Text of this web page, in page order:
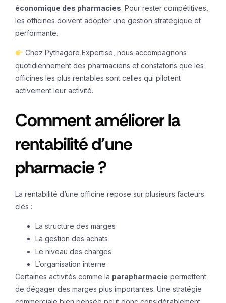
économique des pharmacies. Pour rester compétitives,
les officines doivent adopter une gestion stratégique et
performante.
Chez Pythagore Expertise , nous accompagnons
quotidiennement des pharmaciens et constatons que les
officines les plus rentables sont celles qui pilotent
activement leur activité.
Comment améliorer la
rentabilité d’une
pharmacie ?
La rentabilité d’une officine repose sur plusieurs facteurs
clés :
La structure des marges
La gestion des achats
Le niveau des charges
L’organisation interne
Certaines activités comme la parapharmacie permettent
de dégager des marges plus importantes. Une stratégie